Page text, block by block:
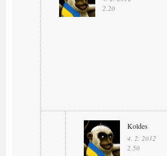
2.20
Koldes
4. 2. 2012
2.50